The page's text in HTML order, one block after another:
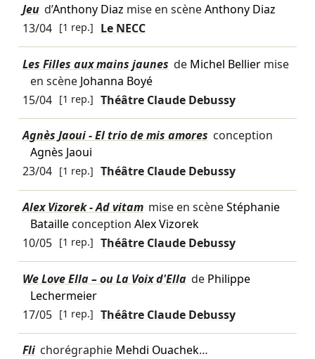
Jeu d’Anthony Diaz mise en scèneAnthony Diaz
13/04 [1 rep.] Le NECC
Les Filles aux mains jaunes de Michel Belliermise
en scène Johanna Boyé
15/04 [1 rep.] Théâtre Claude Debussy
Agnès Jaoui - El trio de mis amores conception
Agnès Jaoui
23/04 [1 rep.] Théâtre Claude Debussy
Alex Vizorek - Ad vitam mise en scèneStéphanie
Batailleconception Alex Vizorek
10/05 [1 rep.] Théâtre Claude Debussy
We Love Ella – ou La Voix d'Ella de Philippe
Lechermeier
17/05 [1 rep.] Théâtre Claude Debussy
Fli chorégraphie Mehdi Ouachek…